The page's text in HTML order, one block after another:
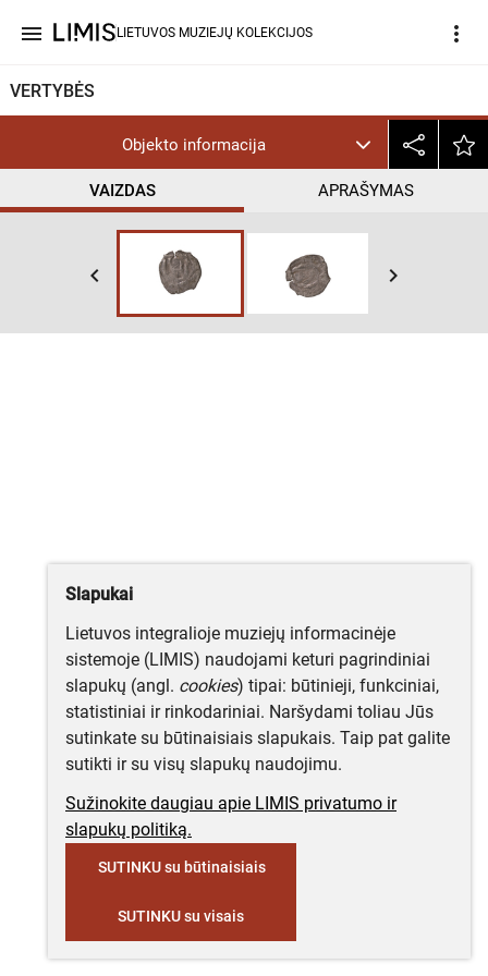
menu LIETUVOS MUZIEJŲ KOLEKCIJOS more_vert
VERTYBĖS
Objekto informacija
VAIZDAS APRAŠYMAS
keyboard_arrow_left keyboard_arrow_right
Slapukai
Lietuvos integralioje muziejų informacinėje
sistemoje (LIMIS) naudojami keturi pagrindiniai
slapukų (angl. cookies) tipai: būtinieji, funkciniai,
statistiniai ir rinkodariniai. Naršydami toliau Jūs
sutinkate su būtinaisiais slapukais. Taip pat galite
sutikti ir su visų slapukų naudojimu.
Sužinokite daugiau apie LIMIS privatumo ir
slapukų politiką.
SUTINKU su būtinaisiais
SUTINKU su visais